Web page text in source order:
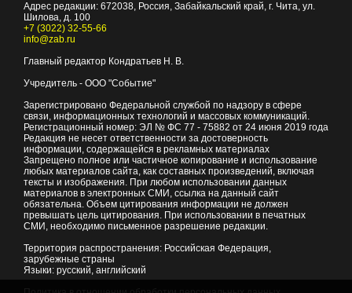
Адрес редакции: 672038, Россия, Забайкальский край, г. Чита, ул.
Шилова, д. 100
+7 (3022) 32-55-66
info@zab.ru
Главный редактор Кондратьев Н. В.
Учредитель - ООО "Событие"
Зарегистрировано Федеральной службой по надзору в сфере
связи, информационных технологий и массовых коммуникаций.
Регистрационный номер: ЭЛ № ФС 77 - 75882 от 24 июня 2019 года
Редакция не несет ответственности за достоверность
информации, содержащейся в рекламных материалах
Запрещено полное или частичное копирование и использование
любых материалов сайта, как составных произведений, включая
тексты и изображения. При любом использовании данных
материалов в электронных СМИ, ссылка на данный сайт
обязательна. Объем цитирования информации не должен
превышать цель цитирования. При использовании в печатных
СМИ, необходимо письменное разрешение редакции.
Территория распространения: Российская Федерация,
зарубежные страны
Языки: русский, английский